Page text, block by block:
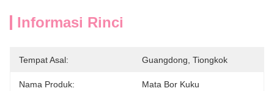
Informasi Rinci
Tempat Asal: Guangdong, Tiongkok
Nama Produk: Mata Bor Kuku